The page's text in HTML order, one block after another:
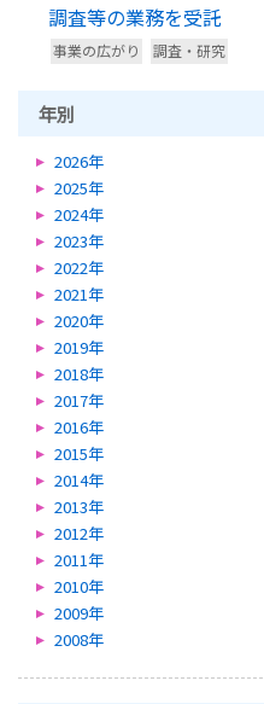
調査等の業務を受託
事業の広がり 調査・研究
年別
2026年
2025年
2024年
2023年
2022年
2021年
2020年
2019年
2018年
2017年
2016年
2015年
2014年
2013年
2012年
2011年
2010年
2009年
2008年